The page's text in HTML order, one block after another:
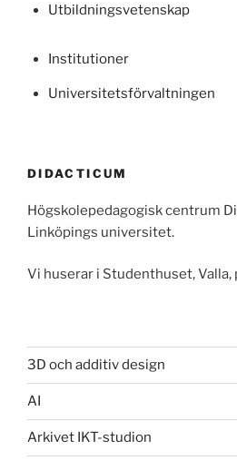
Utbildningsvetenskap
Institutioner
Universitetsförvaltningen
DIDACTICUM
Högskolepedagogisk centrum
Linköpings universitet.
Vi huserar i Studenthuset, Valla,
3D och additiv design
AI
Arkivet IKT-studion